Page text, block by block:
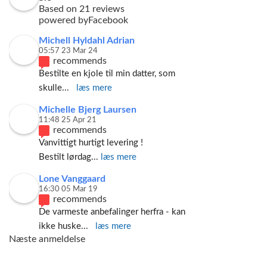
Based on 21 reviews
powered byFacebook
Michell Hyldahl Adrian
05:57 23 Mar 24
recommends
Bestilte en kjole til min datter, som
skulle... læs mere
Michelle Bjerg Laursen
11:48 25 Apr 21
recommends
Vanvittigt hurtigt levering !
Bestilt lørdag... læs mere
Lone Vanggaard
16:30 05 Mar 19
recommends
De varmeste anbefalinger herfra - kan
ikke huske... læs mere
Næste anmeldelse